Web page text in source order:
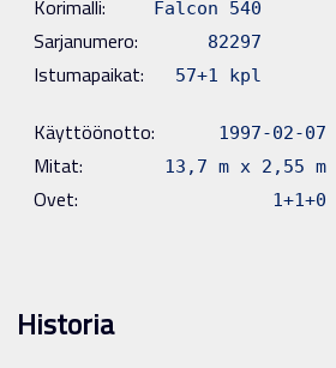
Korimalli: Falcon 540
Sarjanumero: 82297
Istumapaikat: 57+1 kpl
Käyttöönotto: 1997-02-07
Mitat: 13,7 m x 2,55 m
Ovet: 1+1+0
Historia